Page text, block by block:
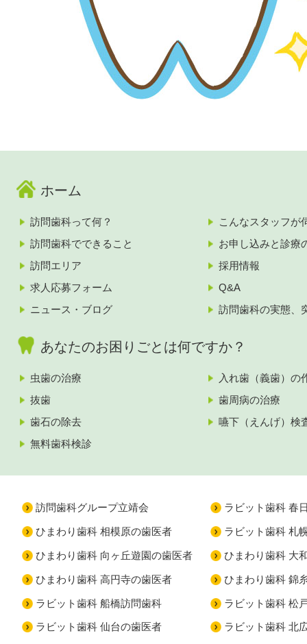
ホーム
訪問歯科って何？
こんなスタッフが
訪問歯科でできること
お申し込みと診療
訪問エリア
採用情報
求人応募フォーム
Q&A
ニュース・ブログ
訪問歯科の実態、
あなたのお困りごとは何ですか？
虫歯の治療
入れ歯（義歯）の
抜歯
歯周病の治療
歯石の除去
嚥下（えんげ）検
無料歯科検診
訪問歯科グループ立靖会 ラビット歯科 春
ひまわり歯科 相模原の歯医者 ラビット歯科 札
ひまわり歯科 向ヶ丘遊園の歯医者 ひまわり歯科 大
ひまわり歯科 高円寺の歯医者 ひまわり歯科 錦
ラビット歯科 船橋訪問歯科 ラビット歯科 松
ラビット歯科 仙台の歯医者 ラビット歯科 北